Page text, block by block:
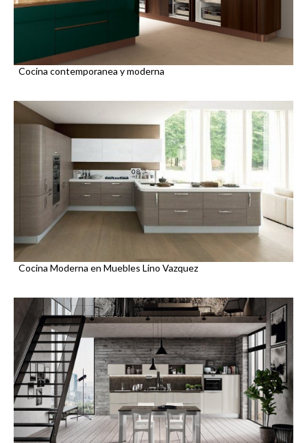
Cocina contemporanea y moderna
Cocina Moderna en Muebles Lino Vazquez